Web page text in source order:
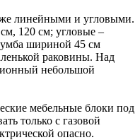
линейными и угловыми.
120 см; угловые –
шириной 45 см
раковины. Над
небольшой
мебельные блоки под
только с газовой
опасно.